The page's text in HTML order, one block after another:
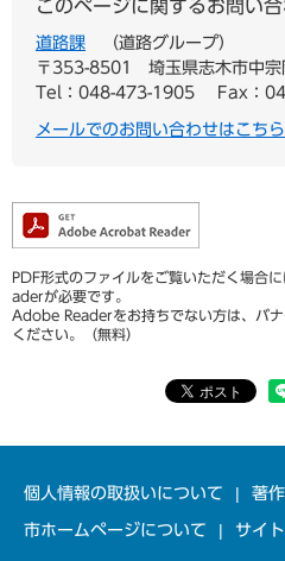
このページに関するお問い
道路課
道路グループ
〒353-8501
埼玉県志木市中
Tel：048-473-1905
Fax：
メールでのお問い合わせはこちら
PDF形式のファイルをご覧いただく場合
aderが必要です。
Adobe Readerをお持ちでない方は、バ
ください。（無料）
個人情報の取扱いについて 著
市ホームページについて サイ